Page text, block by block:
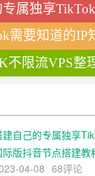
重手法！
属独享
需要知道的IP
不限流VPS整
建自己的专属独享
际版抖音节点搭建教
04-08 68评论